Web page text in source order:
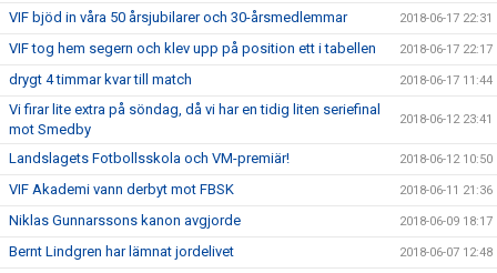
VIF bjöd in våra 50 årsjubilarer och 30-årsmedlemmar 2018-06-17 22:31
VIF tog hem segern och klev upp på position ett i tabellen 2018-06-17 22:17
drygt 4 timmar kvar till match 2018-06-17 11:44
Vi firar lite extra på söndag, då vi har en tidig liten seriefinal
mot Smedby
2018-06-12 23:41
Landslagets Fotbollsskola och VM-premiär! 2018-06-12 10:50
VIF Akademi vann derbyt mot FBSK 2018-06-11 21:36
Niklas Gunnarssons kanon avgjorde 2018-06-09 18:17
Bernt Lindgren har lämnat jordelivet 2018-06-07 12:48